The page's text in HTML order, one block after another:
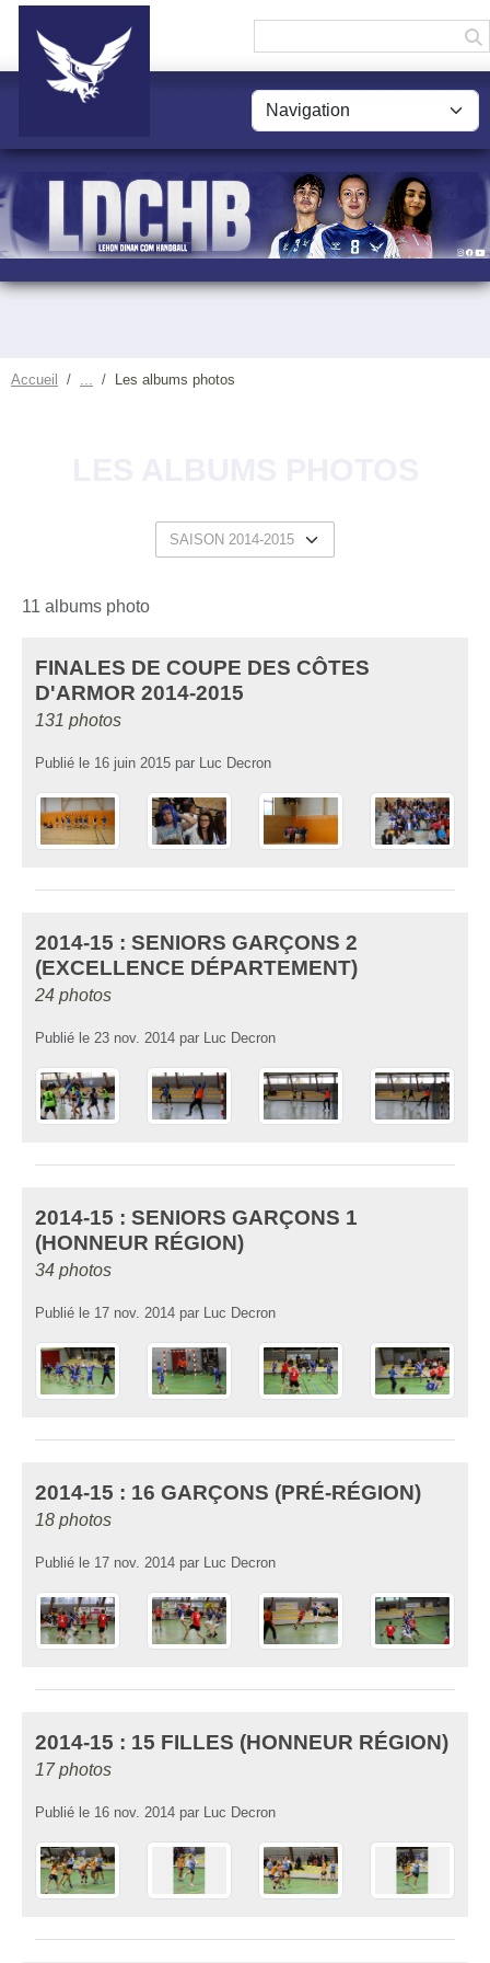
Accueil Les albums photos
11 albums photo
FINALES DE COUPE DES CÔTES
D'ARMOR 2014-2015
131 photos
Publié le 16 juin 2015 par Luc Decron
2014-15 : SENIORS GARÇONS 2
(EXCELLENCE DÉPARTEMENT)
24 photos
Publié le 23 nov. 2014 par Luc Decron
2014-15 : SENIORS GARÇONS 1
(HONNEUR RÉGION)
34 photos
Publié le 17 nov. 2014 par Luc Decron
2014-15 : 16 GARÇONS (PRÉ-RÉGION)
18 photos
Publié le 17 nov. 2014 par Luc Decron
2014-15 : 15 FILLES (HONNEUR RÉGION)
17 photos
Publié le 16 nov. 2014 par Luc Decron